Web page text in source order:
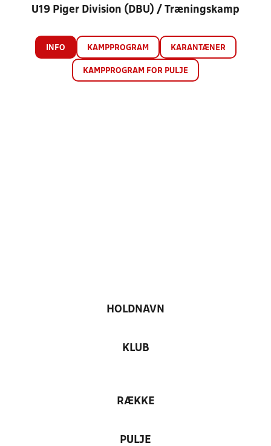
U19 Piger Division (DBU) / Træningskamp
INFO KAMPPROGRAM KARANTÆNER
KAMPPROGRAM FOR PULJE
HOLDNAVN
KLUB
RÆKKE
PULJE